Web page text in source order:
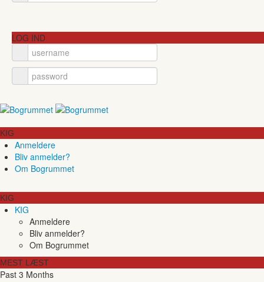
LOG IND
KIG
Anmeldere
Bliv anmelder?
Om Bogrummet
KIG
KIG
Anmeldere
Bliv anmelder?
Om Bogrummet
MEST LÆST
Past 3 Months